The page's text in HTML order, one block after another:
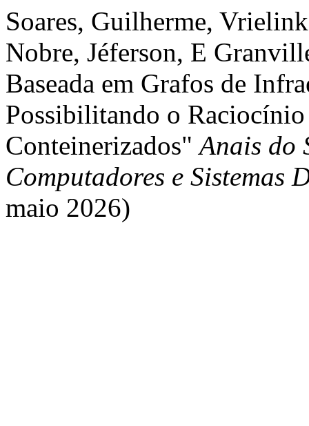
Soares, Guilherme,
Nobre, Jéferson, E
Baseada em Grafos de
Possibilitando o Raciocínio
Conteinerizados"Anais do
Computadores e Sistemas
maio 2026)